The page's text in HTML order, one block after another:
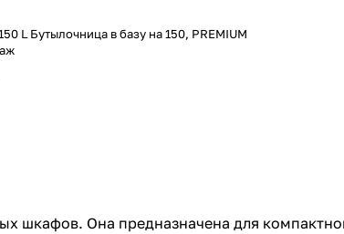
L Бутылочница в базу на 150, PREMIUM
шкафов. Она предназначена для